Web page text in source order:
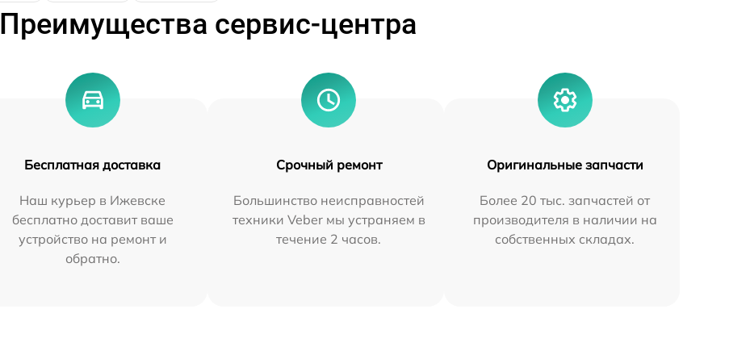
Преимущества сервис-центра
Бесплатная доставка
Наш курьер в Ижевске
бесплатно доставит ваше
устройство на ремонт и
обратно.
Срочный ремонт
Большинство неисправностей
техники Veber мы устраняем в
течение 2 часов.
Оригинальные запчасти
Более 20 тыс. запчастей от
производителя в наличии на
собственных складах.